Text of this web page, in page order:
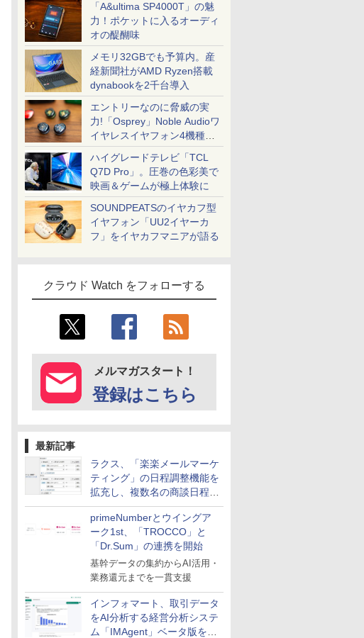
「A&ultima SP4000T」の魅
力！ポケットに入るオーディ
オの醍醐味
メモリ32GBでも予算内。産
経新聞社がAMD Ryzen搭載
dynabookを2千台導入
エントリーなのに脅威の実
力!「Osprey」Noble Audioワ
イヤレスイヤフォン4機種を
一気に聴く
ハイグレードテレビ「TCL
Q7D Pro」。圧巻の色彩美で
映画＆ゲームが極上体験に
SOUNDPEATSのイヤカフ型
イヤフォン「UU2イヤーカ
フ」をイヤカフマニアが語る
クラウド Watch をフォローする
メルマガスタート！
登録はこちら
最新記事
ラクス、「楽楽メールマーケ
ティング」の日程調整機能を
拡充し、複数名の商談日程調
整を効率化
primeNumberとウイングア
ーク1st、「TROCCO」と
「Dr.Sum」の連携を開始
基幹データの集約からAI活用・
業務還元までを一貫支援
インフォマート、取引データ
をAI分析する経営分析システ
ム「IMAgent」ベータ版を提